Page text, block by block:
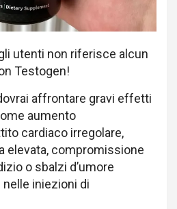
utenti non riferisce alcun
Testogen!
affrontare gravi effetti
aumento
cardiaco irregolare,
elevata, compromissione
o sbalzi d’umore
iniezioni di